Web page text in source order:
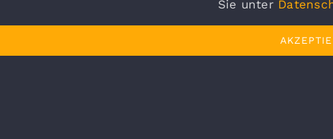
Sie unter